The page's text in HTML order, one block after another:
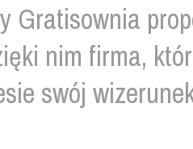
Gratisownia
nim firma,
swój